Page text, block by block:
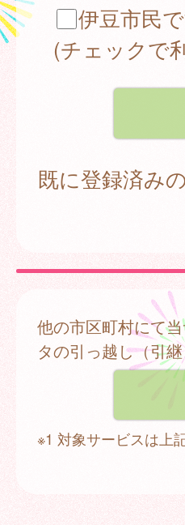
伊豆市民
(チェックで
既に登録済み
他の市区町村にて
タの引っ越し（引
※1 対象サービスは上